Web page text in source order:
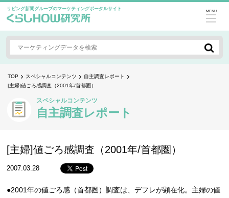
リビング新聞グループのマーケティングポータルサイト MENU
TOP スペシャルコンテンツ
自主調査レポート
[主婦]値ごろ感調査（2001年/首都圏）
スペシャルコンテンツ
自主調査レポート
[主婦]値ごろ感調査（2001年/首都圏）
2007.03.28
●2001年の値ごろ感（首都圏）調査は、デフレが顕在化。主婦の値